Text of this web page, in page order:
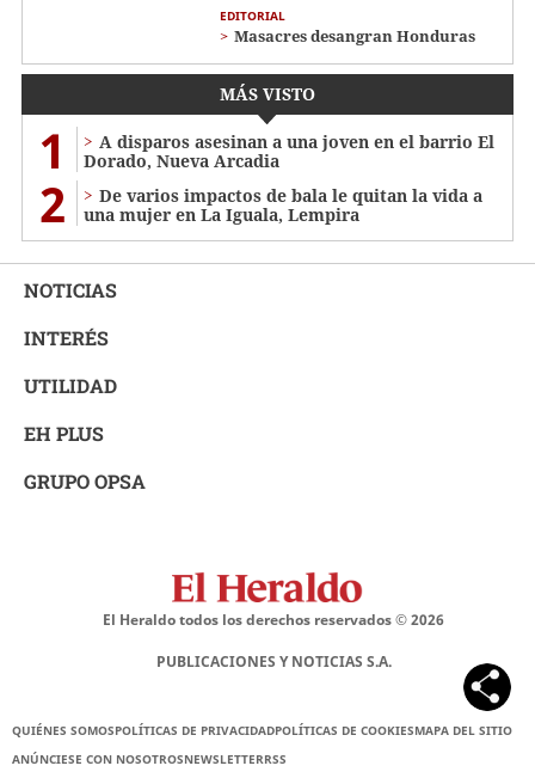
EDITORIAL
Masacres desangran Honduras
MÁS VISTO
1
A disparos asesinan a una joven en el barrio El
Dorado, Nueva Arcadia
2
De varios impactos de bala le quitan la vida a
una mujer en La Iguala, Lempira
NOTICIAS
INTERÉS
UTILIDAD
EH PLUS
GRUPO OPSA
El Heraldo todos los derechos reservados ©2026
PUBLICACIONES Y NOTICIAS S.A.
QUIÉNES SOMOSPOLÍTICAS DE PRIVACIDADPOLÍTICAS DE COOKIESMAPA DEL SITIO
ANÚNCIESE CON NOSOTROSNEWSLETTERRSS